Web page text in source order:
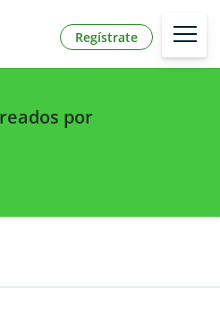
Regístrate
por